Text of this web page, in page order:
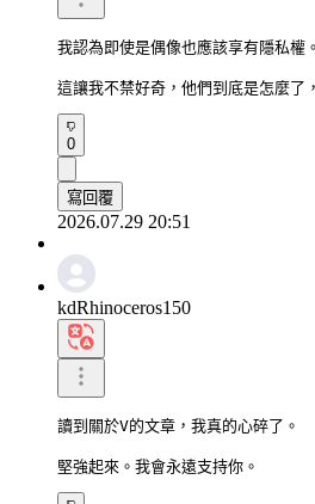
我認為即使是偶像也應該享有隱私權。
這讓我不禁好奇，他們到底是怎麼了
0
寫回覆
2026.07.29 20:51
kdRhinoceros150
讀到關於V的文章，我真的心碎了。
堅強起來。我會永遠支持你。